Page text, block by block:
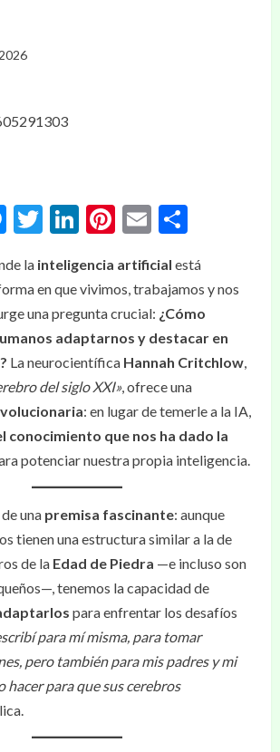
Messenger
Twitter
LinkedIn
Pinterest
Email
la inteligencia artificial está
en que vivimos, trabajamos y nos
una pregunta crucial: ¿Cómo
adaptarnos y destacar en
La neurocientífica Hannah Critchlow,
del siglo XXI», ofrece una
: en lugar de temerle a la IA,
conocimiento que nos ha dado la
potenciar nuestra propia inteligencia.
una premisa fascinante: aunque
tienen una estructura similar a la de
de la Edad de Piedra —e incluso son
tenemos la capacidad de
para enfrentar los desafíos
para mí misma, para tomar
pero también para mis padres y mi
hacer para que sus cerebros